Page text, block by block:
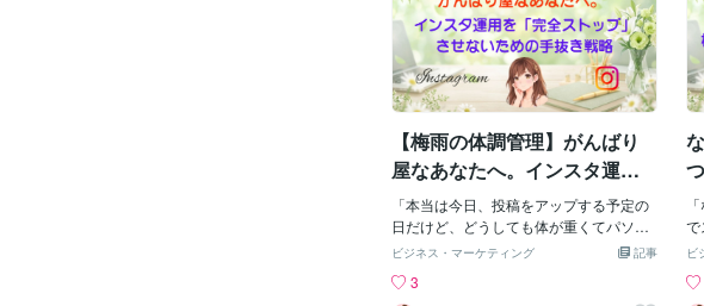
余白を活かしたデザインのコツを、初心
者の方にも分かりやすくお伝えします！
【情報を詰め込みすぎるとどうなる？】
1. 見づらいデザインになる➡︎とにかくコ
レ！文字や画像がギュウギュウで、情報
が多いと、見ている人はどこを見ればい
いのか分からなくなります！2. 重要な情
報が埋もれる伝えたいポイントがぼやけ
てしまい、目立たせたい部分がどこだか
わからなくなります。残念・・・3. プロ
っぽさが欠ける余白を使わないと、デザ
インが「素人っぽい」「雑」と感じられ
ます。【3. 余白を活かしたデザインのメ
い
す
【梅雨の体調管理】がんばり
屋なあなたへ。インスタ運用
を「完全ストップ」させない
ための手抜き戦略
「本当は今日、投稿をアップする予定の
日だけど、どうしても体が重くてパソコ
ンや画面を見たくない…」「がんばって
に、全然エネルギーが湧いてこない…」
記事
ビジネス・マーケティング
3
で
た
ビ